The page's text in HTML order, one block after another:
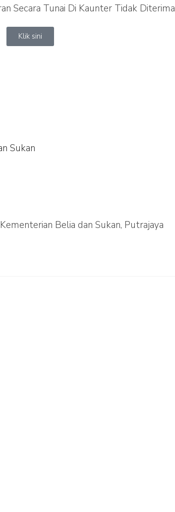
Secara Tunai Di Kaunter Tidak Diterima
Klik sini
Belia dan Sukan, Putrajaya